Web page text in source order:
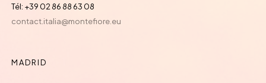
Tél: +39 02 86 88 63 08
contact.italia@montefiore.eu
MADRID